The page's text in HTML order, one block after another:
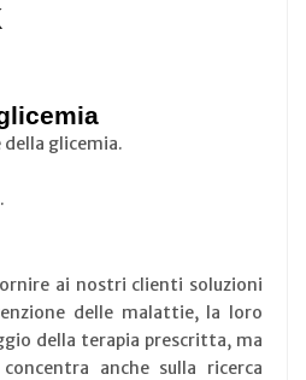
glicemia.
ai nostri clienti soluzioni
delle malattie, la loro
della terapia prescritta, ma
anche sulla ricerca